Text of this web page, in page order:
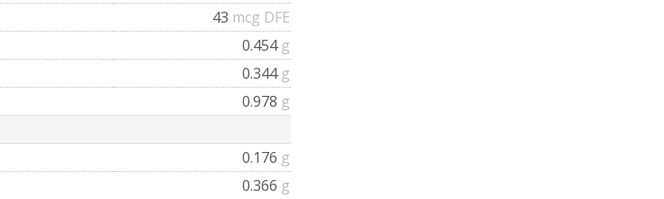
43 mcg DFE
0.454 g
0.344 g
0.978 g
0.176 g
0.366 g